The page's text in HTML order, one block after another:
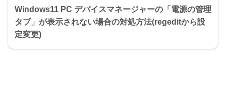
Windows11 PC デバイスマネージャーの「電源の管理
タブ」が表示されない場合の対処方法(regeditから設
定変更)